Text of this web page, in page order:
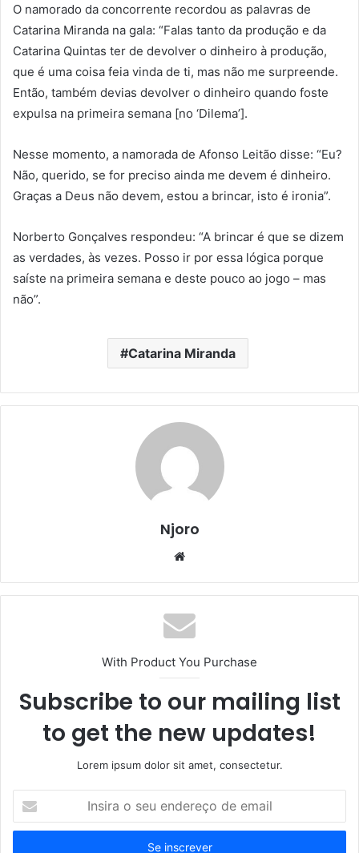
O namorado da concorrente recordou as palavras de
Catarina Miranda na gala: “Falas tanto da produção e da
Catarina Quintas ter de devolver o dinheiro à produção,
que é uma coisa feia vinda de ti, mas não me surpreende.
Então, também devias devolver o dinheiro quando foste
expulsa na primeira semana [no ‘Dilema’].
Nesse momento, a namorada de Afonso Leitão disse: “Eu?
Não, querido, se for preciso ainda me devem é dinheiro.
Graças a Deus não devem, estou a brincar, isto é ironia”.
Norberto Gonçalves respondeu: “A brincar é que se dizem
as verdades, às vezes. Posso ir por essa lógica porque
saíste na primeira semana e deste pouco ao jogo – mas
não”.
Catarina Miranda
Njoro
Website
With Product You Purchase
Subscribe to our mailing list
to get the new updates!
Lorem ipsum dolor sit amet, consectetur.
seu